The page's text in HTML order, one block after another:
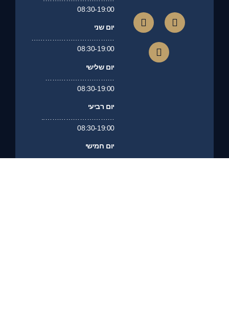
08:30-19:00
יום שני
………………………………
08:30-19:00
יום שלישי
08:30-19:00
יום רביעי
08:30-19:00
יום חמישי
…………………………